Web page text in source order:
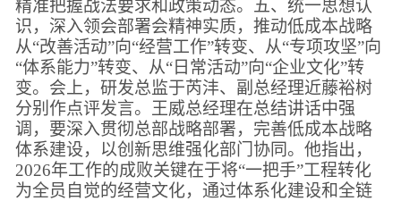
精准把握战法要求和政策动态。五、统一思想认
识，深入领会部署会精神实质，推动低成本战略
从“改善活动”向“经营工作”转变、从“专项攻坚”向
“体系能力”转变、从“日常活动”向“企业文化”转
变。会上，研发总监于芮沣、副总经理近藤裕树
分别作点评发言。王威总经理在总结讲话中强
调，要深入贯彻总部战略部署，完善低成本战略
体系建设，以创新思维强化部门协同。他指出，
2026年工作的成败关键在于将“一把手”工程转化
为全员自觉的经营文化，通过体系化建设和全链